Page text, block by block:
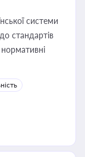
системи
стандартів